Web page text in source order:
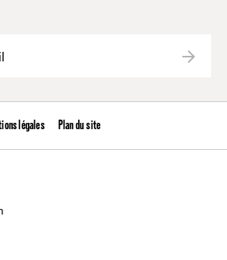
légales Plan du site